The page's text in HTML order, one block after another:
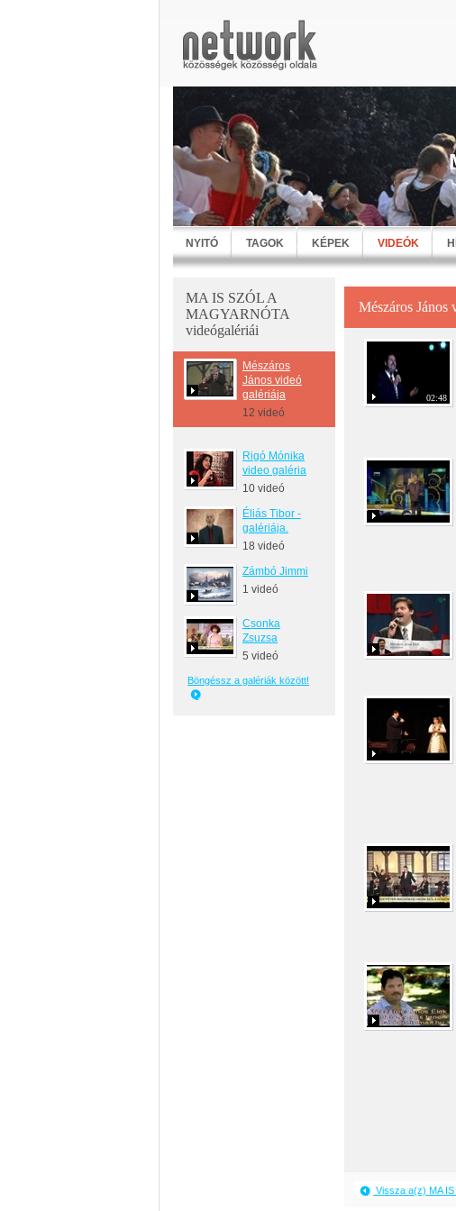
NYITÓ TAGOK KÉPEK VIDEÓK
MA IS SZÓL A
MAGYARNÓTA
videógalériái
Mészáros
János videó
galériája
12 videó
Rigó Mónika
video galéria
10 videó
Éliás Tibor -
galériája.
18 videó
Zámbó Jimmi
1 videó
Csonka
Zsuzsa
5 videó
Böngéssz a galériák között!
Mészáros János
02:48
Vissza a(z) MA